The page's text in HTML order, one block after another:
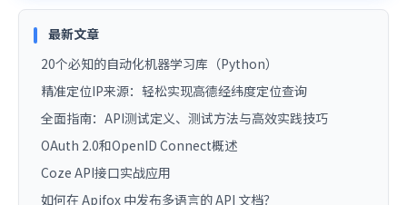
最新文章
20个必知的自动化机器学习库（Python）
精准定位IP来源：轻松实现高德经纬度定位查询
全面指南：API测试定义、测试方法与高效实践技巧
OAuth 2.0和OpenID Connect概述
Coze API接口实战应用
如何在 Apifox 中发布多语言的 API 文档？